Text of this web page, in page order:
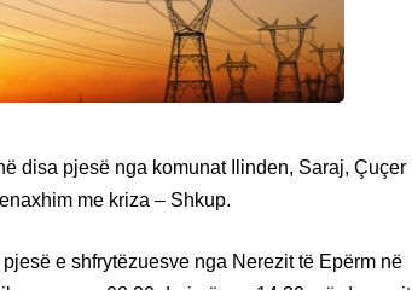
disa pjesë nga komunat Ilinden, Saraj, Çuçer
me kriza – Shkup.
e shfrytëzuesve nga Nerezit të Epërm në